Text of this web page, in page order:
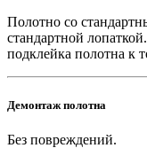
Полотно со
стандартной
подклейка полотна к
Демонтаж полотна
Без повреждений.